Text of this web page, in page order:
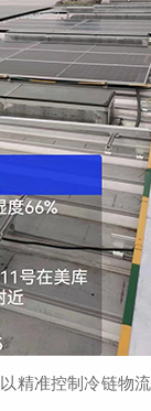
准控制冷链物